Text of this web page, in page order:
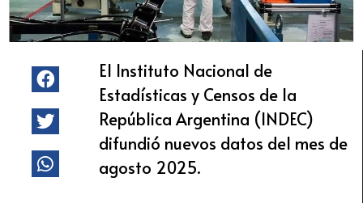
El Instituto Nacional de
Estadísticas y Censos de la
República Argentina (INDEC)
difundió nuevos datos del mes de
agosto 2025.